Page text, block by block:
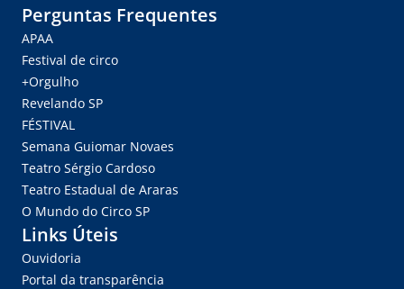
Perguntas Frequentes
APAA
Festival de circo
+Orgulho
Revelando SP
FÉSTIVAL
Semana Guiomar Novaes
Teatro Sérgio Cardoso
Teatro Estadual de Araras
O Mundo do Circo SP
Links Úteis
Ouvidoria
Portal da transparência